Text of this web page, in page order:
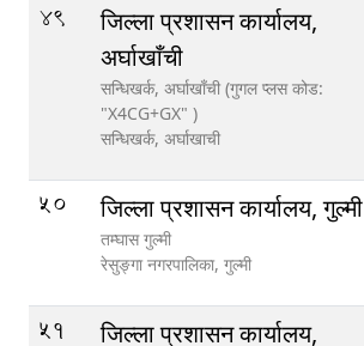
49
जिल्ला प्रशासन कार्यालय,
अर्घाखाँची
सन्धिखर्क, अर्घाखाँची (गुगल प्लस कोड:
"X4CG+GX" )
सन्धिखर्क, अर्घाखाची
50 जिल्ला प्रशासन कार्यालय, गुल्मी
तम्घास गुल्मी
रेसुङ्गा नगरपालिका, गुल्मी
51
जिल्ला प्रशासन कार्यालय,